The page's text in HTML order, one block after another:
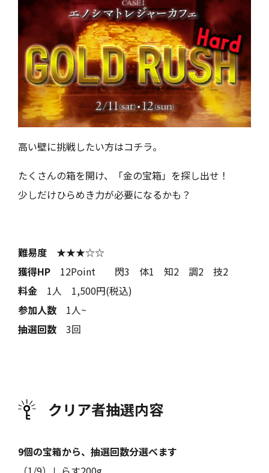
Close
VIPルーム
VIP Room
リアルな宝探し
Quest
会社概要
高い壁に挑戦したい方はコチラ。
たくさんの箱を開け、「金の宝箱」を探し出せ！
少しだけひらめき力が必要になるかも？
難易度 ★★★☆☆
獲得HP 12Point 閃3 体1 知2 調2 技2
料金 1人 1,500円(税込)
参加人数 1人~
抽選回数 3回
クリア者抽選内容
9個の宝箱から、抽選回数分選べます